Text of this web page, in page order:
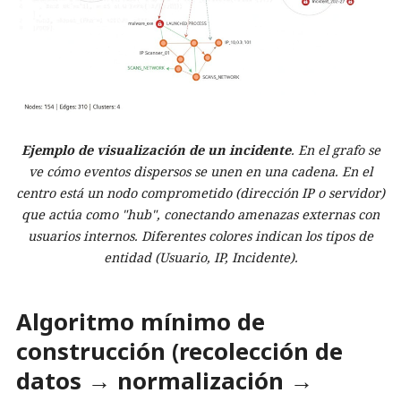
Ejemplo de visualización de un incidente. En el grafo se
ve cómo eventos dispersos se unen en una cadena. En el
centro está un nodo comprometido (dirección IP o servidor)
que actúa como "hub", conectando amenazas externas con
usuarios internos. Diferentes colores indican los tipos de
entidad (Usuario, IP, Incidente).
Algoritmo mínimo de
construcción (recolección de
datos → normalización →